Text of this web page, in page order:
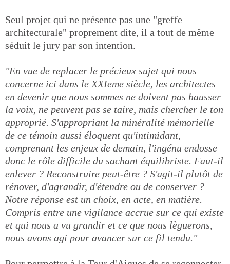
Seul projet qui ne présente pas une "greffe
architecturale" proprement dite, il a tout de même
séduit le jury par son intention.
"En vue de replacer le précieux sujet qui nous
concerne ici dans le XXIeme siècle, les architectes
en devenir que nous sommes ne doivent pas hausser
la voix, ne peuvent pas se taire, mais chercher le ton
approprié. S'appropriant la minéralité mémorielle
de ce témoin aussi éloquent qu'intimidant,
comprenant les enjeux de demain, l'ingénu endosse
donc le rôle difficile du sachant équilibriste. Faut-il
enlever ? Reconstruire peut-être ? S'agit-il plutôt de
rénover, d'agrandir, d'étendre ou de conserver ?
Notre réponse est un choix, en acte, en matière.
Compris entre une vigilance accrue sur ce qui existe
et qui nous a vu grandir et ce que nous lèguerons,
nous avons agi pour avancer sur ce fil tendu."